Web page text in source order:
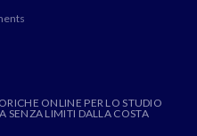
ONLINE PER LO STUDIO
SENZA LIMITI DALLA COSTA